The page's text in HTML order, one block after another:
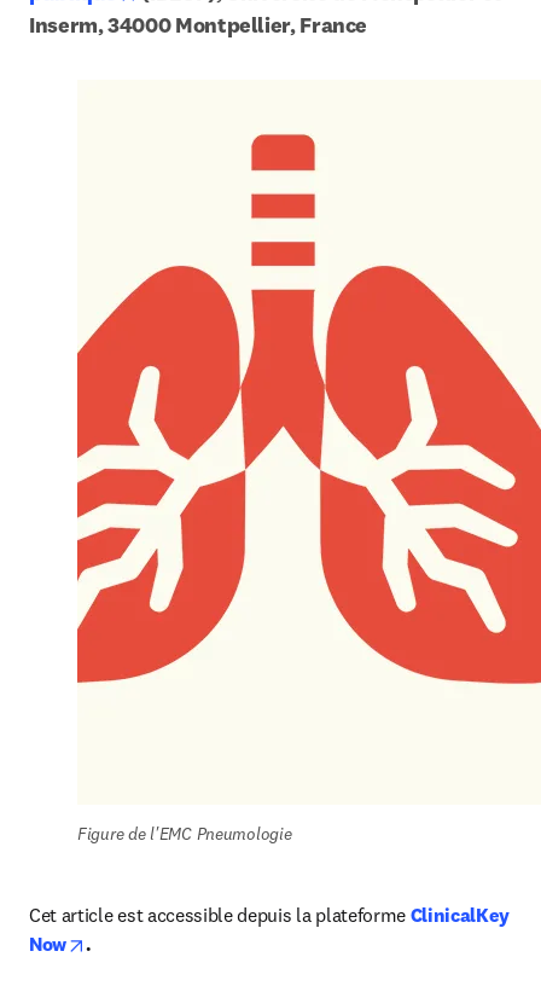
Inserm, 34000 Montpellier, France
Figure de l'EMC Pneumologie
Cet article est accessible depuis la plateforme ClinicalKey
Now
opens in new tab/window
.